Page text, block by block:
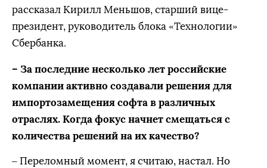
рассказал Кирилл Меньшов, старший вице-
президент, руководитель блока «Технологии»
Сбербанка.
– За последние несколько лет российские
компании активно создавали решения для
импортозамещения софта в различных
отраслях. Когда фокус начнет смещаться с
количества решений на их качество?
– Переломный момент, я считаю, настал. Но